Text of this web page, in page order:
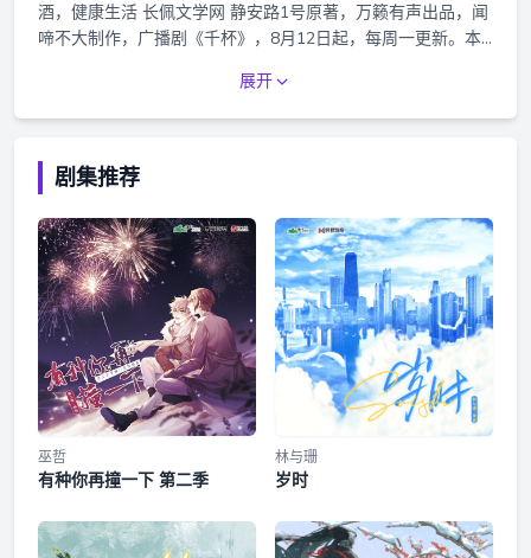
酒，健康生活 长佩文学网 静安路1号原著，万籁有声出品，闻
啼不大制作，广播剧《千杯》，8月12日起，每周一更新。本
剧场1集，花絮每周四更新。每集正剧时长约40分钟，前3集免
费收听，购买成功后即可收听全剧，本季共219钻石(21.9
展开
剧集推荐
巫哲
有种你再撞一下 第二季
林与珊
岁时